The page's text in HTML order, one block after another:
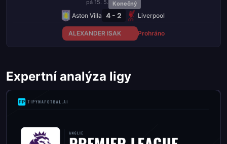
pá 15. 5. Konečný
Aston Villa 4 - 2 Liverpool
ALEXANDER ISAK Prohráno
Expertní analýza ligy